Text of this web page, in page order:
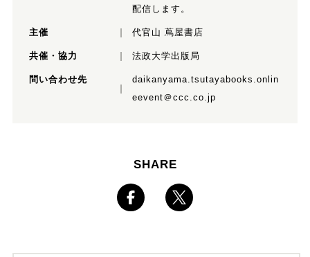
配信します。
主催 代官山 蔦屋書店
共催・協力 法政大学出版局
問い合わせ先
daikanyama.tsutayabooks.onlin
eevent＠ccc.co.jp
SHARE